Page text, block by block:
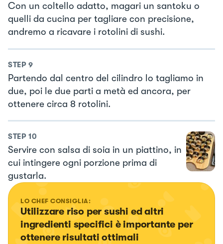
Con un coltello adatto, magari un santoku o
quelli da cucina per tagliare con precisione,
andremo a ricavare i rotolini di sushi.
STEP 9
Partendo dal centro del cilindro lo tagliamo in
due, poi le due parti a metà ed ancora, per
ottenere circa 8 rotolini.
STEP 10
Servire con salsa di soia in un piattino, in
cui intingere ogni porzione prima di
gustarla.
LO CHEF CONSIGLIA:
Utilizzare riso per sushi ed altri
ingredienti specifici è importante per
ottenere risultati ottimali